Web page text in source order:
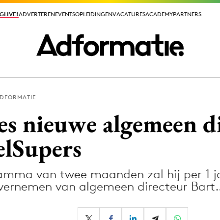
ADVERTERENEVENTSOPLEIDINGENVACATURESACADEMYPARTNERS
ADVERTERENEVENTSOPLEIDINGENVACATURESACADEMYPARTNERS
Media
Merkstrategie
PR
nieuwe algemeen
van twee maanden zal hij per 1
van algemeen directeur